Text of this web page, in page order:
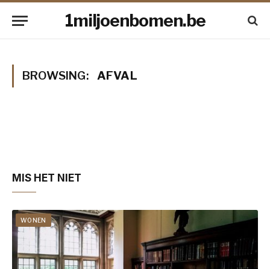
1miljoenbomen.be
BROWSING: AFVAL
MIS HET NIET
WONEN